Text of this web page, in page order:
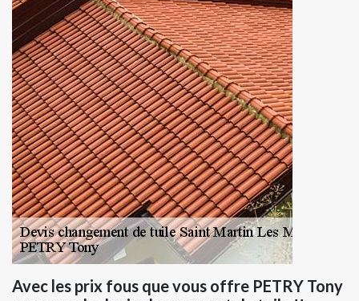
Avec les prix fous que vous offre PETRY Tony